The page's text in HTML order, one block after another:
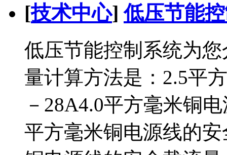
[技术中心]低压节能
低压节能控制系统为
量计算方法是：2.5平
－28A4.0平方毫米铜
平方毫米铜电源线的